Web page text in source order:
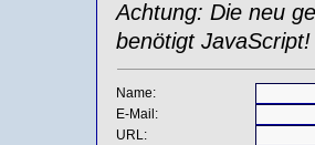
Achtung: Die neu
benötigt JavaScript!
Name:
E-Mail:
URL: